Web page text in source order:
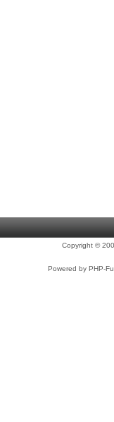
Copyright ©
Powered by PHP-